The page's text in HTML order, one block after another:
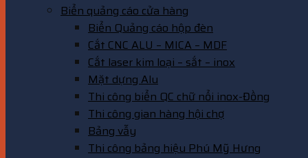
Biển quảng cáo cửa hàng
Biển Quảng cáo hộp đèn
Cắt CNC ALU – MICA – MDF
Cắt laser kim loại – sắt – inox
Mặt dựng Alu
Thi công biển QC chữ nổi inox-Đồng
Thi công gian hàng hội chợ
Bảng vẫy
Thi công bảng hiệu Phú Mỹ Hưng